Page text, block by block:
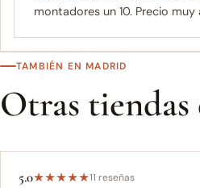
montadores un 10. Precio
TAMBIÉN EN MADRID
Otras tiendas
5.0★★★★★11 reseñas